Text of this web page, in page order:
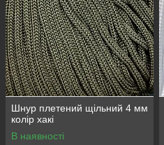
Шнур плетений щільний 4 мм
колір хакі
В наявності